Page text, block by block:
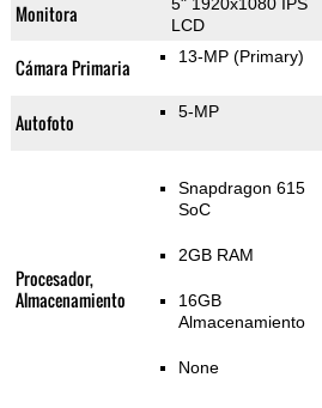
Monitora
LCD
Cámara Primaria 13-MP (Primary)
Autofoto 5-MP
Procesador,
Almacenamiento
Snapdragon 615
SoC
2GB RAM
16GB
Almacenamiento
None